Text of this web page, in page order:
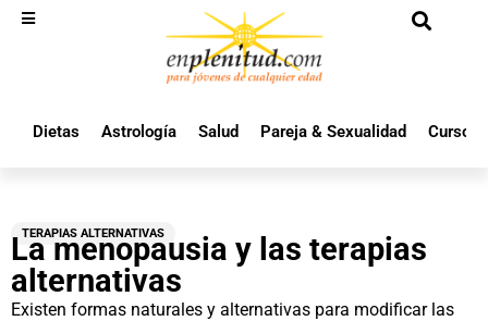
Dietas Astrología Salud Pareja & Sexualidad Cursos
TERAPIAS ALTERNATIVAS
La menopausia y las terapias
alternativas
Existen formas naturales y alternativas para modificar las